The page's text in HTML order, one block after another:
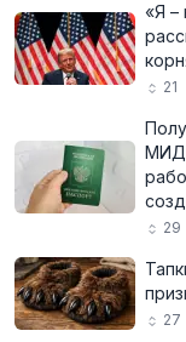
«Я –
21
МИД
29
27